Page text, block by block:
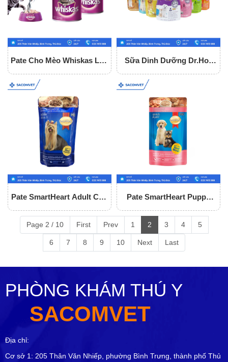
Pate Cho Mèo Whiskas Lon
Sữa Dinh Dưỡng Dr.Holi
Pate SmartHeart Adult Cho
Pate SmartHeart Puppy
Page 2 / 10 First Prev 1 2 3 4 5
6 7 8 9 10 Next Last
PHÒNG KHÁM THÚ Y
SACOMVET
Địa chỉ:
Cơ sở 1: 205 Thân Văn Nhiếp, phường Bình Trưng, thành phố Thủ